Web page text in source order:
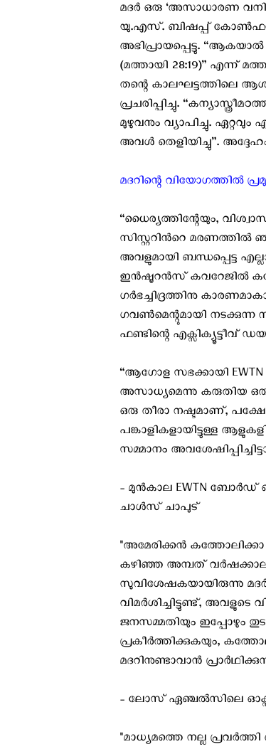
മദര്‍ ഒരു ‘അസാധാരണ
യു.എസ്. ബിഷപ്പ്‌
അഭിപ്രായപ്പെട്ടു.
(മത്തായി 28:19)” എന്ന്
തന്റെ കാലഘട്ടത്തിലെ
പ്രചരിപ്പിച്ചു.
മുഴുവനും വ്യാപിച്ചു.
അവള്‍ തെളിയിച്ചു”.
മദറിന്റെ വിയോഗത്തില്‍
“ധൈര്യത്തിന്റേയും,
സിസ്റ്ററിന്‍റെ മരണത്തില്‍
അവളുമായി ബന്ധപ്പെട്ട
ഇന്‍ഷൂറന്‍സ് കവറേജില്‍
ഗര്‍ഭച്ചിദ്രത്തിനു
ഗവണ്‍മെന്റുമായി നടക്കുന്ന
ഫണ്ടിന്റെ എക്സിക്യൂട്ടീവ്‌
“ആഗോള സഭക്കായി
അസാധ്യമെന്നു കരുതിയ ഒരു
ഒരു തീരാ നഷ്ടമാണ്,
പങ്കാളികളായിട്ടുള്ള
സമ്മാനം
- മുന്‍കാല EWTN ബോര്‍ഡ്‌
ചാള്‍സ് ചാപുട്
"അമേരിക്കന്‍ കത്തോലിക്കാ
കഴിഞ്ഞ അമ്പത്‌
സുവിശേഷകയായിരുന്നു
വിമര്‍ശിച്ചിട്ടുണ്ട്, അവളുടെ
ജനസമ്മതിയും ഇപ്പോഴും
പ്രകീര്‍ത്തിക്കുകയും,
മദറിനുണ്ടാവാന്‍
- ലോസ് ഏഞ്ചല്‍സിലെ
"മാധ്യമത്തെ നല്ല